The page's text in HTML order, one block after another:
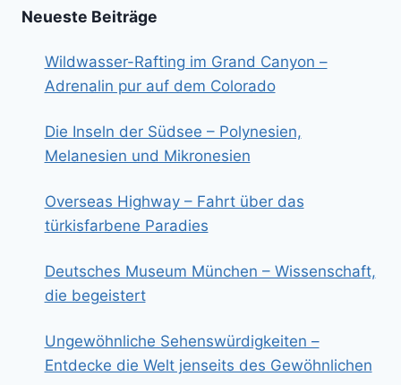
Neueste Beiträge
Wildwasser-Rafting im Grand Canyon –
Adrenalin pur auf dem Colorado
Die Inseln der Südsee – Polynesien,
Melanesien und Mikronesien
Overseas Highway – Fahrt über das
türkisfarbene Paradies
Deutsches Museum München – Wissenschaft,
die begeistert
Ungewöhnliche Sehenswürdigkeiten –
Entdecke die Welt jenseits des Gewöhnlichen